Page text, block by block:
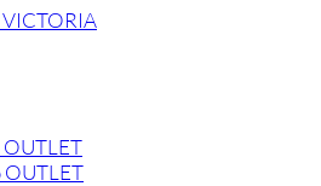
OUTLET
OUTLET